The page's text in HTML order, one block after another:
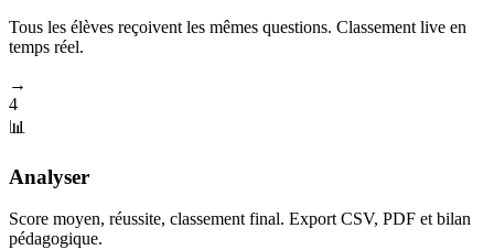
Tous les élèves reçoivent les mêmes questions. Classement live en
temps réel.
→
4
📊
Analyser
Score moyen, réussite, classement final. Export CSV, PDF et bilan
pédagogique.